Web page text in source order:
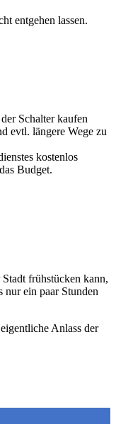
entgehen lassen.
Schalter kaufen
evtl. längere Wege zu
kostenlos
Budget.
frühstücken kann,
ein paar Stunden
Anlass der